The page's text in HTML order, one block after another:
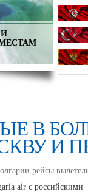
В
И
рейсы
air с российскими